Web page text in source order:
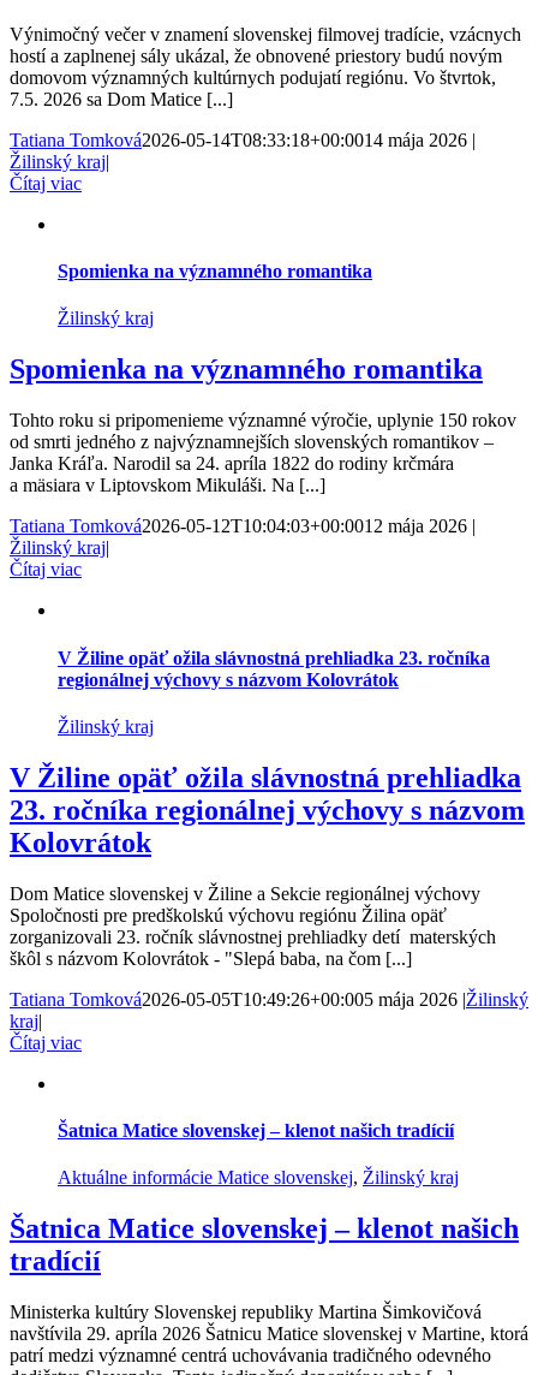
Výnimočný večer v znamení slovenskej filmovej tradície, vzácnych
hostí a zaplnenej sály ukázal, že obnovené priestory budú novým
domovom významných kultúrnych podujatí regiónu. Vo štvrtok,
7.5. 2026 sa Dom Matice [...]
Tatiana Tomková2026-05-14T08:33:18+00:0014 mája 2026 |
Žilinský kraj|
Čítaj viac
Spomienka na významného romantika
Žilinský kraj
Spomienka na významného romantika
Tohto roku si pripomenieme významné výročie, uplynie 150 rokov
od smrti jedného z najvýznamnejších slovenských romantikov –
Janka Kráľa. Narodil sa 24. apríla 1822 do rodiny krčmára
a mäsiara v Liptovskom Mikuláši. Na [...]
Tatiana Tomková2026-05-12T10:04:03+00:0012 mája 2026 |
Žilinský kraj|
Čítaj viac
V Žiline opäť ožila slávnostná prehliadka 23. ročníka
regionálnej výchovy s názvom Kolovrátok
Žilinský kraj
V Žiline opäť ožila slávnostná prehliadka
23. ročníka regionálnej výchovy s názvom
Kolovrátok
Dom Matice slovenskej v Žiline a Sekcie regionálnej výchovy
Spoločnosti pre predškolskú výchovu regiónu Žilina opäť
zorganizovali 23. ročník slávnostnej prehliadky detí materských
škôl s názvom Kolovrátok - "Slepá baba, na čom [...]
Tatiana Tomková2026-05-05T10:49:26+00:005 mája 2026 |Žilinský
kraj|
Čítaj viac
Šatnica Matice slovenskej – klenot našich tradícií
Aktuálne informácie Matice slovenskej, Žilinský kraj
Šatnica Matice slovenskej – klenot našich
tradícií
Ministerka kultúry Slovenskej republiky Martina Šimkovičová
navštívila 29. apríla 2026 Šatnicu Matice slovenskej v Martine, ktorá
patrí medzi významné centrá uchovávania tradičného odevného